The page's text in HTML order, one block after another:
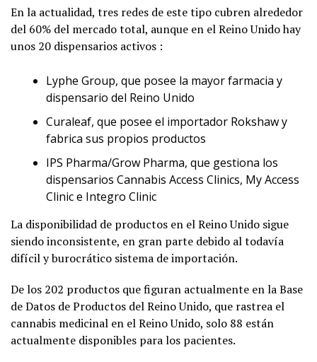
En la actualidad, tres redes de este tipo cubren alrededor
del 60% del mercado total, aunque en el Reino Unido hay
unos 20 dispensarios activos :
Lyphe Group, que posee la mayor farmacia y
dispensario del Reino Unido
Curaleaf, que posee el importador Rokshaw y
fabrica sus propios productos
IPS Pharma/Grow Pharma, que gestiona los
dispensarios Cannabis Access Clinics, My Access
Clinic e Integro Clinic
La disponibilidad de productos en el Reino Unido sigue
siendo inconsistente, en gran parte debido al todavía
difícil y burocrático sistema de importación.
De los 202 productos que figuran actualmente en la Base
de Datos de Productos del Reino Unido, que rastrea el
cannabis medicinal en el Reino Unido, solo 88 están
actualmente disponibles para los pacientes.